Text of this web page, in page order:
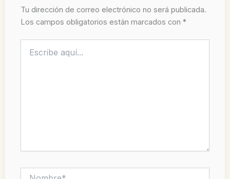
Tu dirección de correo electrónico no será publicada.
Los campos obligatorios están marcados con *
aquí...